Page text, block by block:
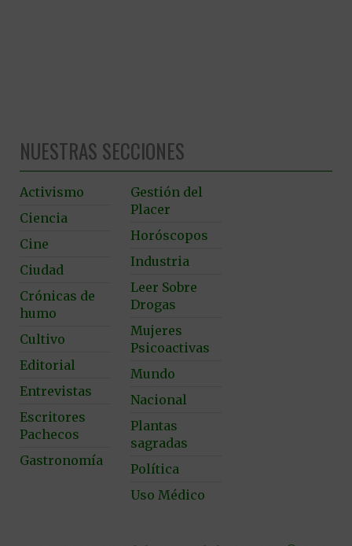
NUESTRAS SECCIONES
Activismo
Ciencia
Cine
Ciudad
Crónicas de
humo
Cultivo
Editorial
Entrevistas
Escritores
Pachecos
Gastronomía
Gestión del
Placer
Horóscopos
Industria
Leer Sobre
Drogas
Mujeres
Psicoactivas
Mundo
Nacional
Plantas
sagradas
Política
Uso Médico